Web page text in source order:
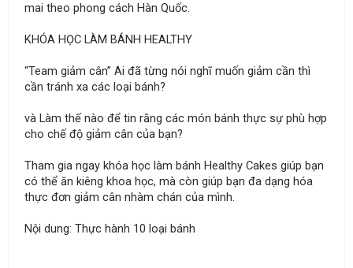
mai theo phong cách Hàn Quốc.
KHÓA HỌC LÀM BÁNH HEALTHY
“Team giảm cân” Ai đã từng nói nghĩ muốn giảm cần thì
cần tránh xa các loại bánh?
và Làm thế nào để tin rằng các món bánh thực sự phù hợp
cho chế độ giảm cân của bạn?
Tham gia ngay khóa học làm bánh Healthy Cakes giúp bạn
có thể ăn kiêng khoa học, mà còn giúp bạn đa dạng hóa
thực đơn giảm cân nhàm chán của mình.
Nội dung: Thực hành 10 loại bánh